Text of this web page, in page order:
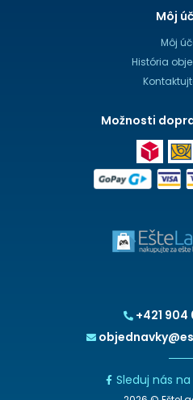
+421 904
Sleduj nás
Môj
Môj
História
Možnosti